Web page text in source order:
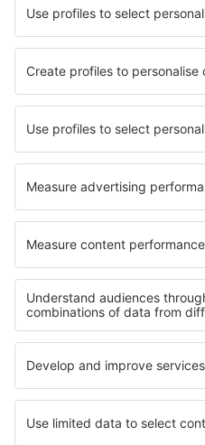
Mobilapp
Flyselskaber
Ryanair
DAT Danish Air
SAS
Norwegian
Lufthansa
Om eSky
Handelsbetingelser
Mine bookinger
Persondatapolitik
Support og kontakt